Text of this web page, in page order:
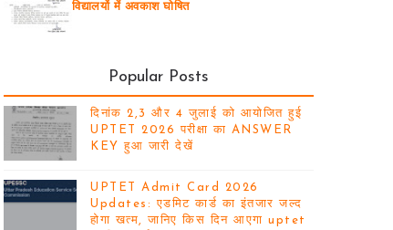
विद्यालयों में अवकाश घोषित
Popular Posts
दिनांक 2,3 और 4 जुलाई को आयोजित हुई
UPTET 2026 परीक्षा का ANSWER
KEY हुआ जारी देखें
UPTET Admit Card 2026
Updates: एडमिट कार्ड का इंतजार जल्द
होगा खत्म, जानिए किस दिन आएगा uptet